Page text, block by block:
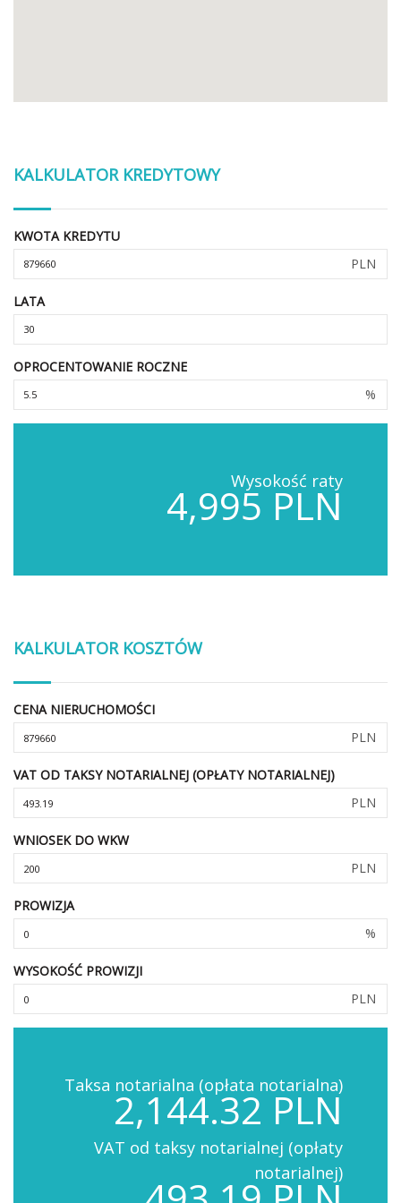
KALKULATOR KREDYTOWY
KWOTA KREDYTU
PLN
LATA
OPROCENTOWANIE ROCZNE
%
Wysokość raty
4,995 PLN
KALKULATOR KOSZTÓW
CENA NIERUCHOMOŚCI
PLN
VAT OD TAKSY NOTARIALNEJ (OPŁATY NOTARIALNEJ)
PLN
WNIOSEK DO WKW
PLN
PROWIZJA
%
WYSOKOŚĆ PROWIZJI
PLN
Taksa notarialna (opłata notarialna)
2,144.32 PLN
VAT od taksy notarialnej (opłaty
notarialnej)